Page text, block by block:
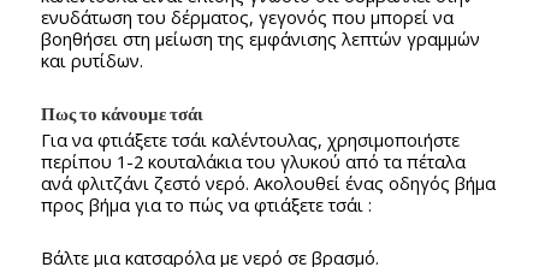
ενυδάτωση του δέρματος, γεγονός που μπορεί να
βοηθήσει στη μείωση της εμφάνισης λεπτών γραμμών
και ρυτίδων.
Πως το κάνουμε τσάι
Για να φτιάξετε τσάι καλέντουλας, χρησιμοποιήστε
περίπου 1-2 κουταλάκια του γλυκού από τα πέταλα
ανά φλιτζάνι ζεστό νερό. Ακολουθεί ένας οδηγός βήμα
προς βήμα για το πώς να φτιάξετε τσάι :
Βάλτε μια κατσαρόλα με νερό σε βρασμό.